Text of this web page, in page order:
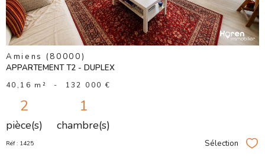
Amiens (80000)
APPARTEMENT T2 - DUPLEX
40,16 m² - 132 000 €
2
pièce(s)
1
chambre(s)
Réf : 1425 Sélection